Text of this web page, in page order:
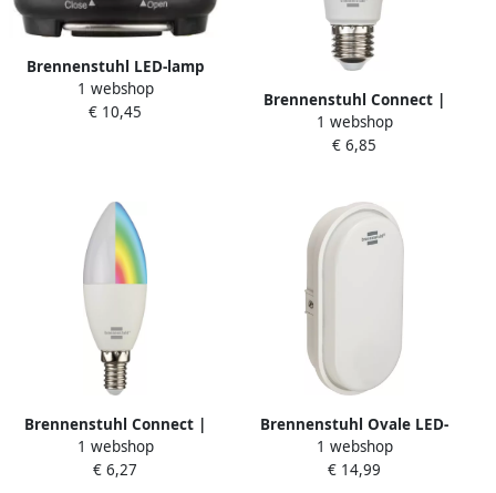
Brennenstuhl LED-lamp
voor buitenshuis OLI 0200
1171550
1 webshop
€ 10,45
Brennenstuhl Connect |
slimme LED-lamp | SB | 800
| E27
1 webshop
€ 6,85
Brennenstuhl Connect |
slimme LED-lamp | SB | 400
| E14
1 webshop
€ 6,27
Brennenstuhl Ovale LED-
lamp OL 1650 1680lm wit
IP65 1270780900
1 webshop
€ 14,99